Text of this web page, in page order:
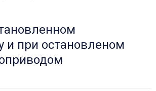
и при остановленом